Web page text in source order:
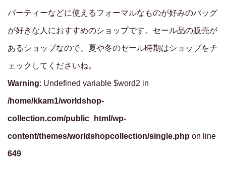
パーティーなどに使えるフォーマルなものが好みのバッグ
が好きな人におすすめのショップです。セール品の販売が
あるショップなので、夏や冬のセール時期はショップをチ
ェックしてくださいね。
Warning: Undefined variable $word2 in
/home/kkam1/worldshop-
collection.com/public_html/wp-
content/themes/worldshopcollection/single.php on line
649